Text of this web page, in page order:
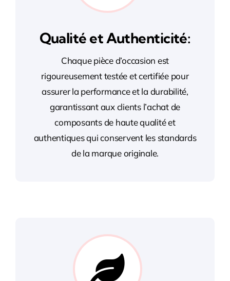
Qualité et Authenticité:
Chaque pièce d’occasion est
rigoureusement testée et certifiée pour
assurer la performance et la durabilité,
garantissant aux clients l’achat de
composants de haute qualité et
authentiques qui conservent les standards
de la marque originale.